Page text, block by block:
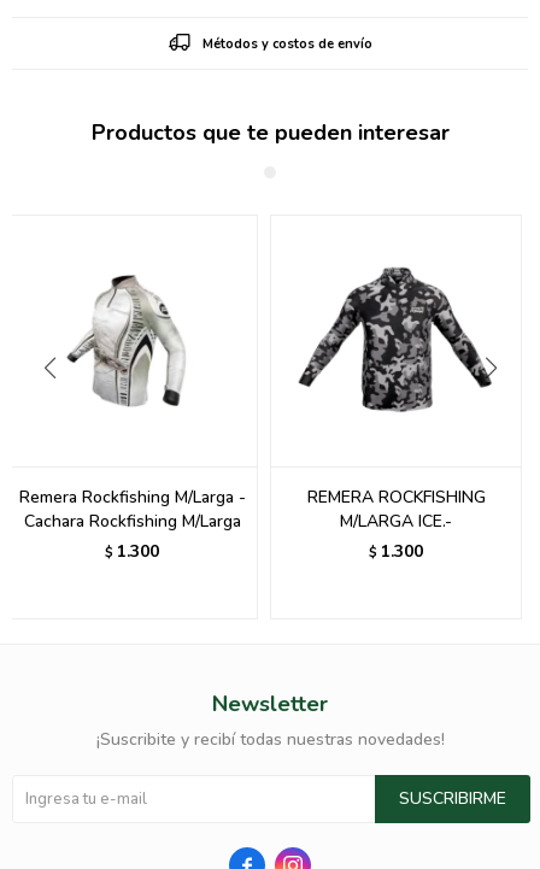
Métodos y costos de envío
Productos que te pueden interesar
Remera Rockfishing M/Larga -
Cachara Rockfishing M/Larga
$ 1.300
REMERA ROCKFISHING
M/LARGA ICE.-
$ 1.300
Newsletter
¡Suscribite y recibí todas nuestras novedades!
SUSCRIBIRME